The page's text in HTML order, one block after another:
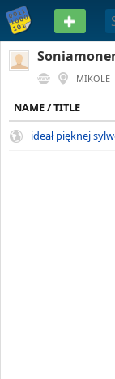
MIKOLE
NAME / TITLE
ideał pięknej